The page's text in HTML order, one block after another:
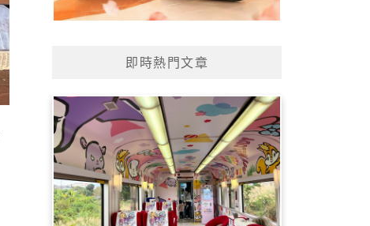
即時熱門文章